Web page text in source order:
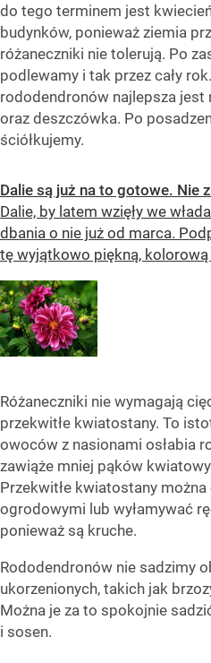
do tego terminem jest
budynków, ponieważ ziemia
różaneczniki nie tolerują. Po
podlewamy i tak przez cały
rododendronów najlepsza jest
oraz deszczówka. Po
ściółkujemy.
Dalie są już na to gotowe. Nie
Dalie, by latem wzięły we
dbania o nie już od marca.
tę wyjątkowo piękną, kolorową
Różaneczniki nie wymagają
przekwitłe kwiatostany. To
owoców z nasionami osłabia
zawiąże mniej pąków
Przekwitłe kwiatostany
ogrodowymi lub wyłamywać
ponieważ są kruche.
Rododendronów nie sadzimy
ukorzenionych, takich jak
Można je za to spokojnie
i sosen.